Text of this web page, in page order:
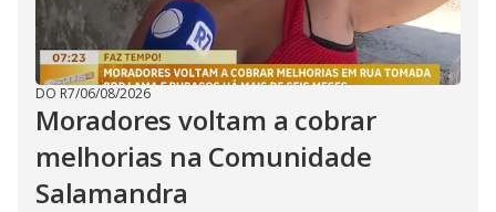
DO R7/06/08/2026
Moradores voltam a cobrar
melhorias na Comunidade
Salamandra